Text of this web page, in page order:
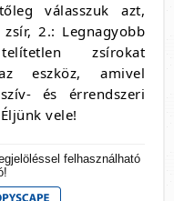
válasszuk azt,
2.: Legnagyobb
zsírokat
eszköz, amivel
és érrendszeri
vele!
felhasználható